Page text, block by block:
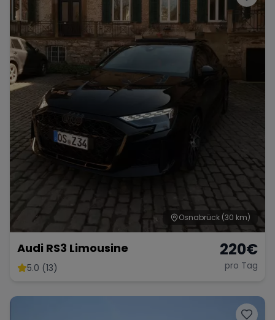
Osnabrück (30 km)
Audi RS3 Limousine
5.0 (13)
220€
pro Tag